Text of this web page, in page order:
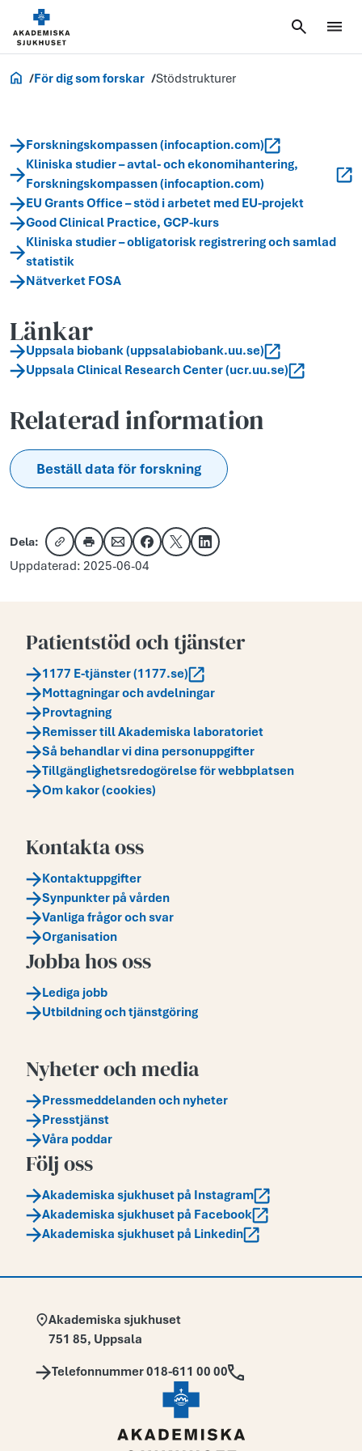
Forskning
För dig som forskar Stödstrukturer
Forskningskompassen (infocaption.com)
Kliniska studier – avtal- och ekonomihantering,
Forskningskompassen (infocaption.com)
EU Grants Office – stöd i arbetet med EU-projekt
Good Clinical Practice, GCP-kurs
Kliniska studier – obligatorisk registrering och samlad
statistik
Nätverket FOSA
Länkar
Uppsala biobank (uppsalabiobank.uu.se)
Uppsala Clinical Research Center (ucr.uu.se)
Relaterad information
Beställ data för forskning
Dela:
Kopiera länk
Skriv utDela via e-post
Dela på Facebook
Dela på XDela på LinkedIn
Uppdaterad: 2025-06-04
Patientstöd och tjänster
1177 E-tjänster (1177.se)
Mottagningar och avdelningar
Provtagning
Remisser till Akademiska laboratoriet
Så behandlar vi dina personuppgifter
Tillgänglighetsredogörelse för webbplatsen
Om kakor (cookies)
Kontakta oss
Kontaktuppgifter
Synpunkter på vården
Vanliga frågor och svar
Organisation
Jobba hos oss
Lediga jobb
Utbildning och tjänstgöring
Nyheter och media
Pressmeddelanden och nyheter
Presstjänst
Våra poddar
Följ oss
Akademiska sjukhuset på Instagram
Akademiska sjukhuset på Facebook
Akademiska sjukhuset på Linkedin
Adress:
Akademiska sjukhuset
751 85, Uppsala
Telefon:
Telefonnummer 018-611 00 00